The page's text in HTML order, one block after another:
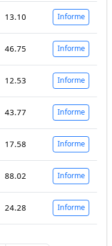
13.10 Informe
46.75 Informe
12.53 Informe
43.77 Informe
17.58 Informe
88.02 Informe
24.28 Informe